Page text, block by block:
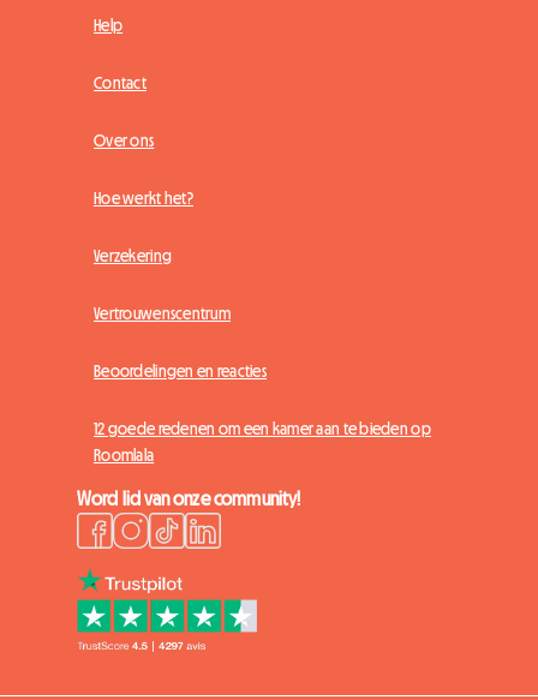
Help
Contact
Over ons
Hoe werkt het?
Verzekering
Vertrouwenscentrum
Beoordelingen en reacties
12 goede redenen om een kamer aan te bieden op
Roomlala
Word lid van onze community!